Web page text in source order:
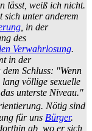
lässt, weiß ich nicht.
sich unter anderem
, in der
des
Verwahr­losung.
in der
Schluss: "Wenn
völlige sexuelle
unterste Niveau."
Nötig sind
für uns Bürger.
ab, wo er sich